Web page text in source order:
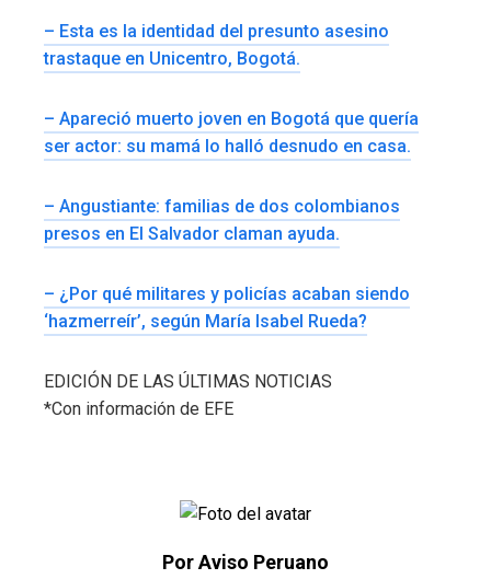
– Esta es la identidad del presunto asesino
trastaque en Unicentro, Bogotá.
– Apareció muerto joven en Bogotá que quería
ser actor: su mamá lo halló desnudo en casa.
– Angustiante: familias de dos colombianos
presos en El Salvador claman ayuda.
– ¿Por qué militares y policías acaban siendo
‘hazmerreír’, según María Isabel Rueda?
EDICIÓN DE LAS ÚLTIMAS NOTICIAS
*Con información de EFE
Por Aviso Peruano